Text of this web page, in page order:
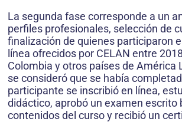
La segunda fase corresponde a un
perfiles profesionales, selección de
finalización de quienes participaron
línea ofrecidos por CELAN entre
Colombia y otros países de América
se consideró que se había
participante se inscribió en línea,
didáctico, aprobó un examen escrito
contenidos del curso y recibió un